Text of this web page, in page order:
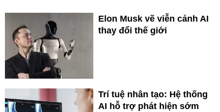
Elon Musk vẽ viễn cảnh AI
thay đổi thế giới
Trí tuệ nhân tạo: Hệ thống
AI hỗ trợ phát hiện sớm